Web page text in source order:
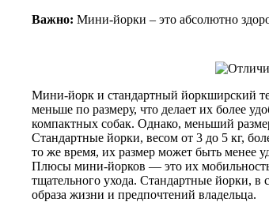
Важно: Мини-йорки – это абсолютно
Мини-йорк и стандартный йоркширский
меньше по размеру, что делает их более
компактных собак. Однако, меньший
Стандартные йорки, весом от 3 до 5 кг,
то же время, их размер может быть менее
Плюсы мини-йорков — это их
тщательного ухода. Стандартные йорки,
образа жизни и предпочтений владельца.